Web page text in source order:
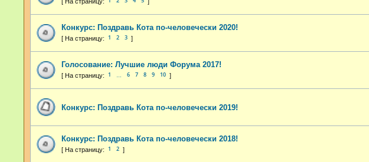
Конкурс: Поздравь Кота по-человечески 2020!
1 2 3
Голосование: Лучшие люди Форума 2017!
1 6 7 8 9 10
Конкурс: Поздравь Кота по-человечески 2019!
Конкурс: Поздравь Кота по-человечески 2018!
1 2